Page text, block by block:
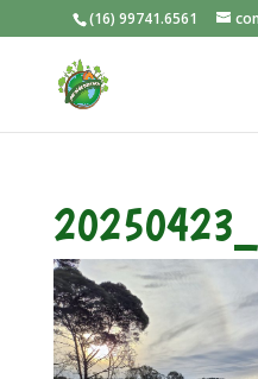
(16) 99741.6561